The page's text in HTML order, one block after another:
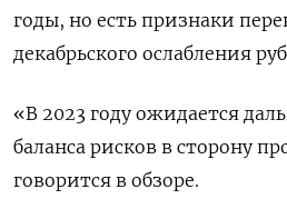
годы, но есть признаки
декабрьского ослабления
«В 2023 году ожидается
баланса рисков в сторону
говорится в обзоре.